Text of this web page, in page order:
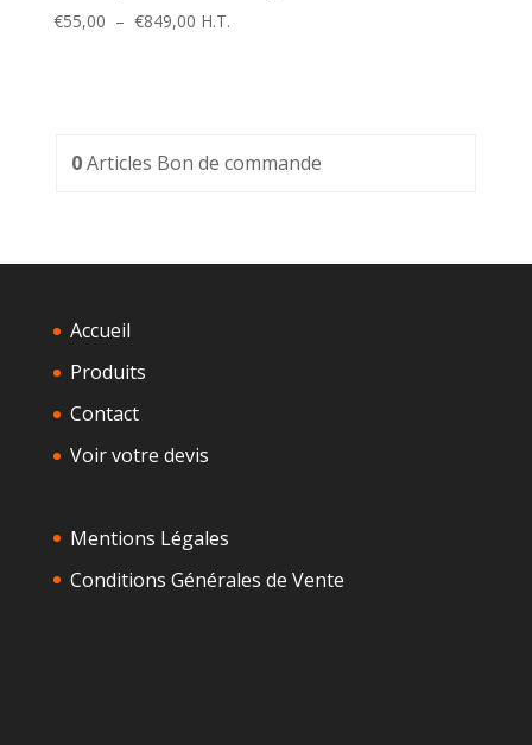
€55,00 – €849,00Plage
€849,00
H.T.
0Articles Bon de commande
Accueil
Produits
Contact
Voir votre devis
Mentions Légales
Conditions Générales de Vente